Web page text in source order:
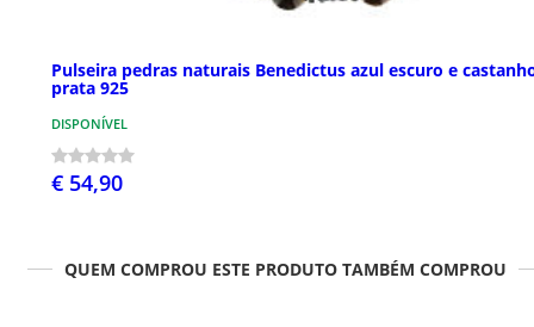
Pulseira pedras naturais Benedictus azul escuro e
prata 925
DISPONÍVEL
€ 54,90
QUEM COMPROU ESTE PRODUTO TAMBÉM COMPROU